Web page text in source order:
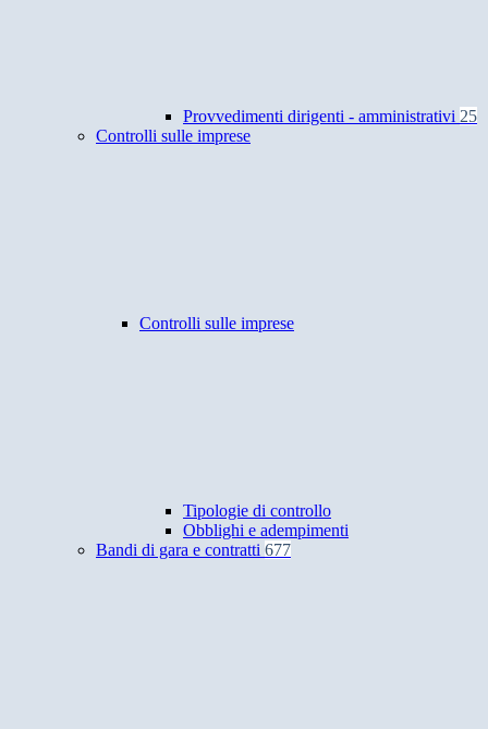
Provvedimenti dirigenti - amministrativi 25
Controlli sulle imprese
Controlli sulle imprese
Tipologie di controllo
Obblighi e adempimenti
Bandi di gara e contratti 677